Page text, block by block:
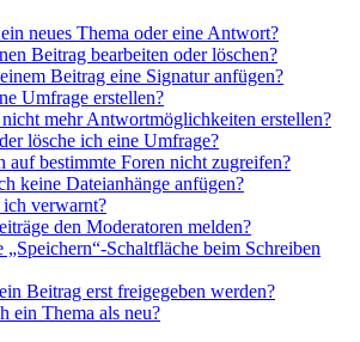
neues Thema oder eine Antwort?
Beitrag bearbeiten oder löschen?
Beitrag eine Signatur anfügen?
Umfrage erstellen?
mehr Antwortmöglichkeiten erstellen?
lösche ich eine Umfrage?
auf bestimmte Foren nicht zugreifen?
keine Dateianhänge anfügen?
verwarnt?
den Moderatoren melden?
Schaltfläche beim Schreiben
Beitrag erst freigegeben werden?
ein Thema als neu?